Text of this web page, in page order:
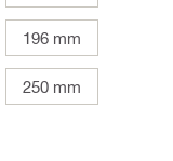
196 mm
250 mm